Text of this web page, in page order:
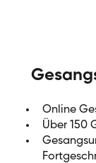
Online
Über 150